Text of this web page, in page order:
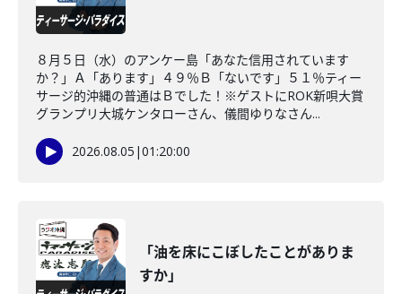
８月５日（水）のアンケー島「あなた信用されています
か？」Ａ「あります」４９％Ｂ「ないです」５１％ティー
サージ的沖縄の普通はＢでした！※ゲストにROK新唄大賞
グランプリ大城ケンタローさん、儀間ゆりなさん...
2026.08.05 |01:20:00
「油を床にこぼしたことがありま
すか」